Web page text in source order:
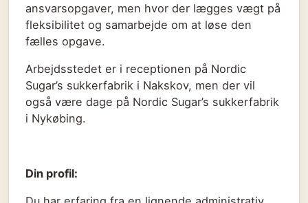
ansvarsopgaver, men hvor der lægges vægt på
fleksibilitet og samarbejde om at løse den
fælles opgave.
Arbejdsstedet er i receptionen på Nordic
Sugar’s sukkerfabrik i Nakskov, men der vil
også være dage på Nordic Sugar’s sukkerfabrik
i Nykøbing.
Din profil: